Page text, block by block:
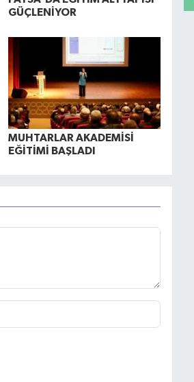
GÜÇLENİYOR
MUHTARLAR AKADEMİSİ
EĞİTİMİ BAŞLADI